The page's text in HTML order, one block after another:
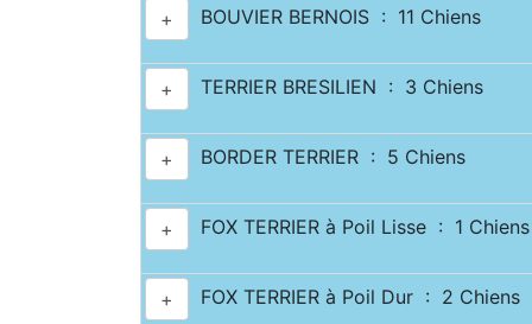
+ BOUVIER BERNOIS : 11 Chiens
+ TERRIER BRESILIEN : 3 Chiens
+ BORDER TERRIER : 5 Chiens
+ FOX TERRIER à Poil Lisse : 1 Chiens
+ FOX TERRIER à Poil Dur : 2 Chiens